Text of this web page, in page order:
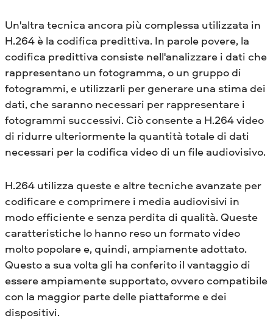
Un'altra tecnica ancora più complessa utilizzata in
H.264 è la codifica predittiva. In parole povere, la
codifica predittiva consiste nell'analizzare i dati che
rappresentano un fotogramma, o un gruppo di
fotogrammi, e utilizzarli per generare una stima dei
dati, che saranno necessari per rappresentare i
fotogrammi successivi. Ciò consente a H.264 video
di ridurre ulteriormente la quantità totale di dati
necessari per la codifica video di un file audiovisivo.
H.264 utilizza queste e altre tecniche avanzate per
codificare e comprimere i media audiovisivi in
modo efficiente e senza perdita di qualità. Queste
caratteristiche lo hanno reso un formato video
molto popolare e, quindi, ampiamente adottato.
Questo a sua volta gli ha conferito il vantaggio di
essere ampiamente supportato, ovvero compatibile
con la maggior parte delle piattaforme e dei
dispositivi.